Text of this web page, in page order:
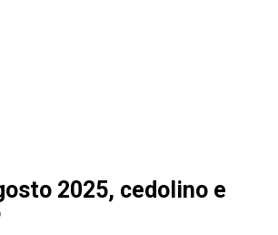
2025, cedolino e